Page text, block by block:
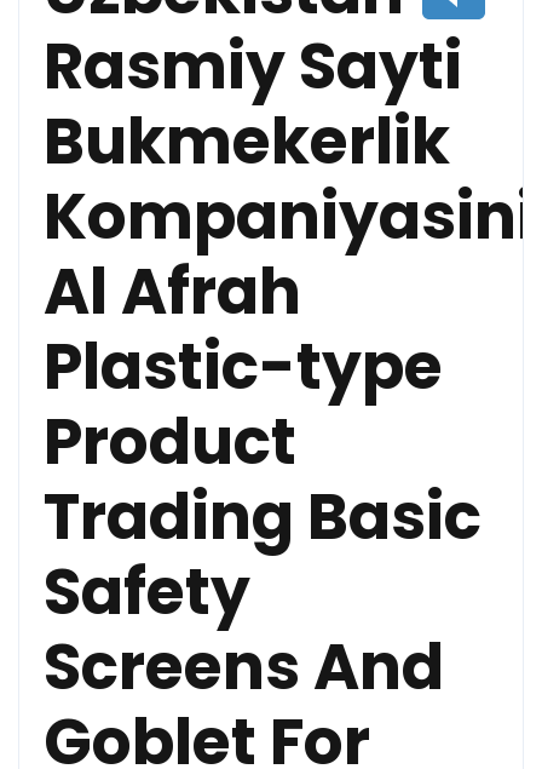
Rasmiy Sayti
Bukmekerlik
Al Afrah
Plastic-type
Product
Trading Basic
Safety
Screens And
Goblet For